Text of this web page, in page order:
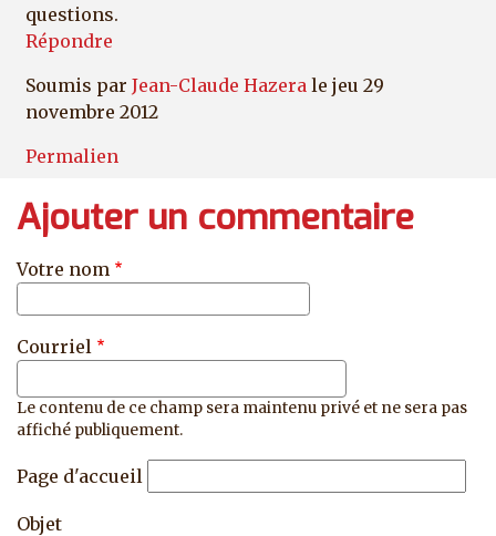
questions.
Répondre
Soumis par Jean-Claude Hazera le jeu 29
novembre 2012
Permalien
Ajouter un commentaire
Votre nom
Courriel
Le contenu de ce champ sera maintenu privé et ne sera pas
affiché publiquement.
Page d'accueil
Objet